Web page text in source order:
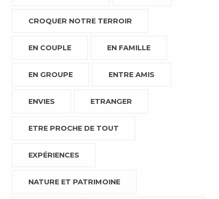
CROQUER NOTRE TERROIR
EN COUPLE EN FAMILLE
EN GROUPE ENTRE AMIS
ENVIES ETRANGER
ETRE PROCHE DE TOUT
EXPÉRIENCES
NATURE ET PATRIMOINE